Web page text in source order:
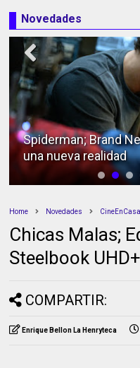
Novedades
Spiderman; Brand
una nueva realidad
Home Novedades CineEnCasa
Chicas Malas;
Steelbook
COMPARTIR:
Enrique Bellon La Henryteca